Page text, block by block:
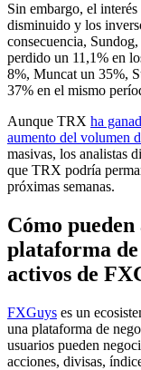
Sin embargo, el
disminuido y los
consecuencia,
perdido un 11,1% en
8%, Muncat un 35%,
37% en el mismo
Aunque TRX ha
aumento del volumen
masivas, los analistas
que TRX podría
próximas semanas.
Cómo
plataforma
activos de
FXGuys es un
una plataforma de
usuarios pueden
acciones, divisas,